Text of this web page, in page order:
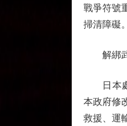
戰爭符號
掃清障礙。
解綁武
日本處
本政府修
救援、運